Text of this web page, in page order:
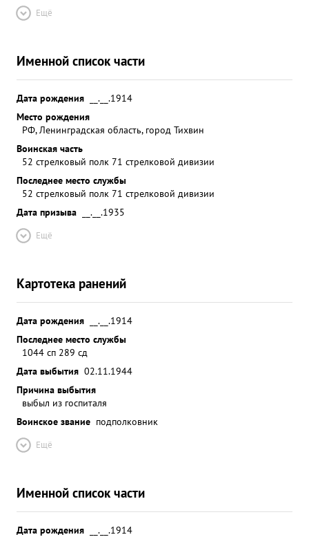
Ещё
Именной список части
Дата рождения
__.__.1914
Место рождения
РФ, Ленинградская область, город Тихвин
Воинская часть
52 стрелковый полк 71 стрелковой дивизии
Последнее место службы
52 стрелковый полк 71 стрелковой дивизии
Дата призыва
__.__.1935
Ещё
Картотека ранений
Дата рождения
__.__.1914
Последнее место службы
1044 сп 289 сд
Дата выбытия 02.11.1944
Причина выбытия
выбыл из госпиталя
Воинское звание подполковник
Ещё
Именной список части
Дата рождения
__.__.1914